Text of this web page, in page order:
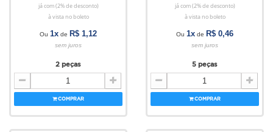
já com (2% de desconto)
à vista no boleto
Ou 1x de R$ 1,12
sem juros
2 peças
COMPRAR
já com (2% de desconto)
à vista no boleto
Ou 1x de R$ 0,46
sem juros
5 peças
COMPRAR